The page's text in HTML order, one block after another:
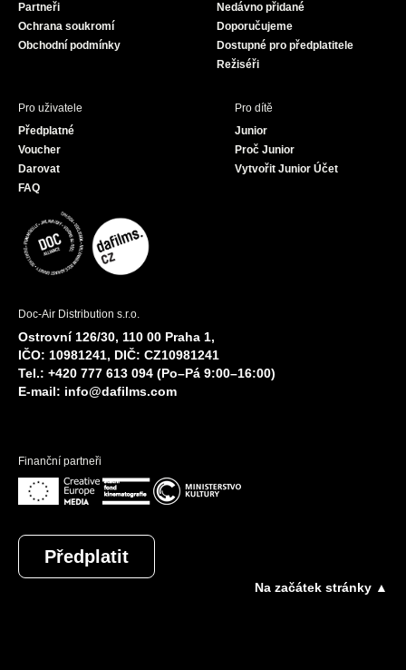
Partneři
Ochrana soukromí
Obchodní podmínky
Nedávno přidané
Doporučujeme
Dostupné pro předplatitele
Režiséři
Pro uživatele
Předplatné
Voucher
Darovat
FAQ
Pro dítě
Junior
Proč Junior
Vytvořit Junior Účet
Doc-Air Distribution s.r.o.
Ostrovní 126/30, 110 00 Praha 1,
IČO: 10981241, DIČ: CZ10981241
Tel.: +420 777 613 094 (Po–Pá 9:00–16:00)
E-mail: info@dafilms.com
Finanční partneři
Předplatit
Na začátek stránky ▲